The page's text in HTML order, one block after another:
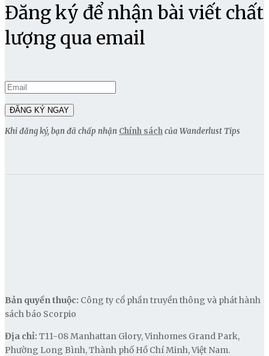
Đăng ký để nhận bài viết chất
lượng qua email
Khi đăng ký, bạn đã chấp nhận Chính sáchcủa Wanderlust Tips
Bản quyền thuộc: Công ty cổ phần truyền thông và phát hành
sách báo Scorpio
Địa chỉ: T11-08 Manhattan Glory, Vinhomes Grand Park,
Phường Long Bình, Thành phố Hồ Chí Minh, Việt Nam.